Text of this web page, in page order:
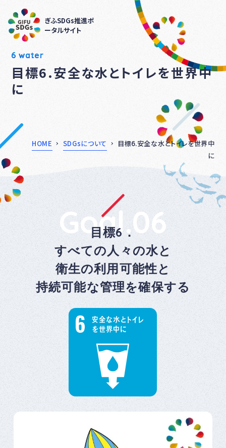
ぎふSDGs推進ポ
ータルサイト
6 water
目標6.安全な水とトイレを世界中
に
HOME SDGsについて
目標6.安全な水とトイレを世界中
に
Goal.06
目標6．
すべての人々の水と
衛生の利用可能性と
持続可能な管理を確保する